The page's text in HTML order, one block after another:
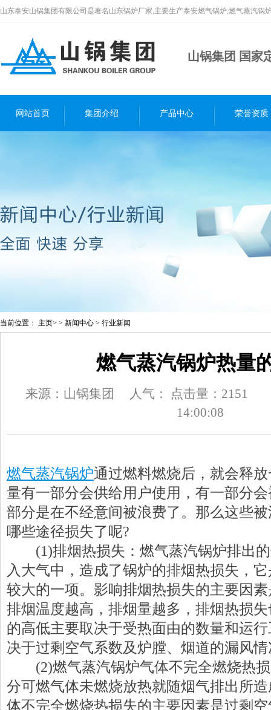
山东泰安山锅集团有限公司是著名山东锅炉厂家,主要生产泰安燃气锅炉,燃气蒸汽锅
山锅集团 国家
网站首页 集团介绍 产品中心 荣誉资质
当前位置： 主页> > 新闻中心 > 行业新闻
燃气蒸汽锅炉热量
来源：山锅集团 人气：
点击量：2151
14:00:08
燃气蒸汽锅炉通过燃料燃烧后，就会释
量有一部分会供给用户使用，有一部分
部分是在不经意间被浪费了。那么这些
哪些途径损失了呢?
(1)排烟热损失： 燃气蒸汽锅炉排出
入大气中，造成了锅炉的排烟热损失，
较大的一项。影响排烟热损失的主要因
排烟温度越高，排烟量越多，排烟热损
的高低主要取决于受热面由的数量和运
决于过剩空气系数及炉膛、烟道的漏风
(2)燃气蒸汽锅炉气体不完全燃烧热
分可燃气体未燃烧放热就随烟气排出所
体不完全燃烧热损失的主要因素是过剩